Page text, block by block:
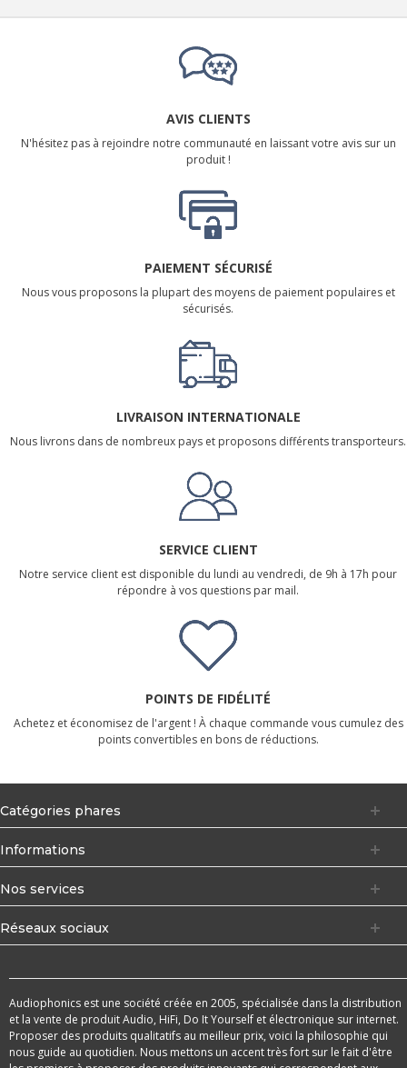
AVIS CLIENTS
N'hésitez pas à rejoindre notre communauté en laissant votre avis sur un
produit !
PAIEMENT SÉCURISÉ
Nous vous proposons la plupart des moyens de paiement populaires et
sécurisés.
LIVRAISON INTERNATIONALE
Nous livrons dans de nombreux pays et proposons différents transporteurs.
SERVICE CLIENT
Notre service client est disponible du lundi au vendredi, de 9h à 17h pour
répondre à vos questions par mail.
POINTS DE FIDÉLITÉ
Achetez et économisez de l'argent ! À chaque commande vous cumulez des
points convertibles en bons de réductions.
Catégories phares
Informations
Nos services
Réseaux sociaux
Audiophonics est une société créée en 2005, spécialisée dans la distribution
et la vente de produit Audio, HiFi, Do It Yourself et électronique sur internet.
Proposer des produits qualitatifs au meilleur prix, voici la philosophie qui
nous guide au quotidien. Nous mettons un accent très fort sur le fait d'être